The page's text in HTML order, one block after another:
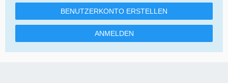
BENUTZERKONTO ERSTELLEN
ANMELDEN